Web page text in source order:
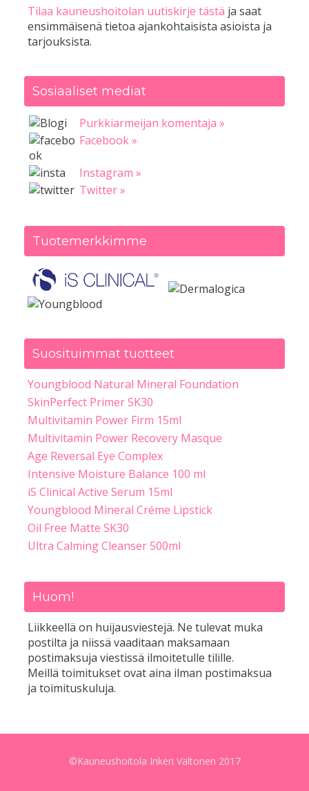
Tilaa kauneushoitolan uutiskirje tästä ja saat
ensimmäisenä tietoa ajankohtaisista asioista ja
tarjouksista.
Sosiaaliset mediat
Purkkiarmeijan komentaja »
Facebook »
Instagram »
Twitter »
Tuotemerkkimme
Suosituimmat tuotteet
Youngblood Natural Mineral Foundation
SkinPerfect Primer SK30
Multivitamin Power Firm 15ml
Multivitamin Power Recovery Masque
Age Reversal Eye Complex
Intensive Moisture Balance 100 ml
iS Clinical Active Serum 15ml
Youngblood Mineral Créme Lipstick
Oil Free Matte SK30
Ultra Calming Cleanser 500ml
Huom!
Liikkeellä on huijausviestejä. Ne tulevat muka
postilta ja niissä vaaditaan maksamaan
postimaksuja viestissä ilmoitetulle tilille.
Meillä toimitukset ovat aina ilman postimaksua
ja toimituskuluja.
©Kauneushoitola Inkeri Valtonen 2017